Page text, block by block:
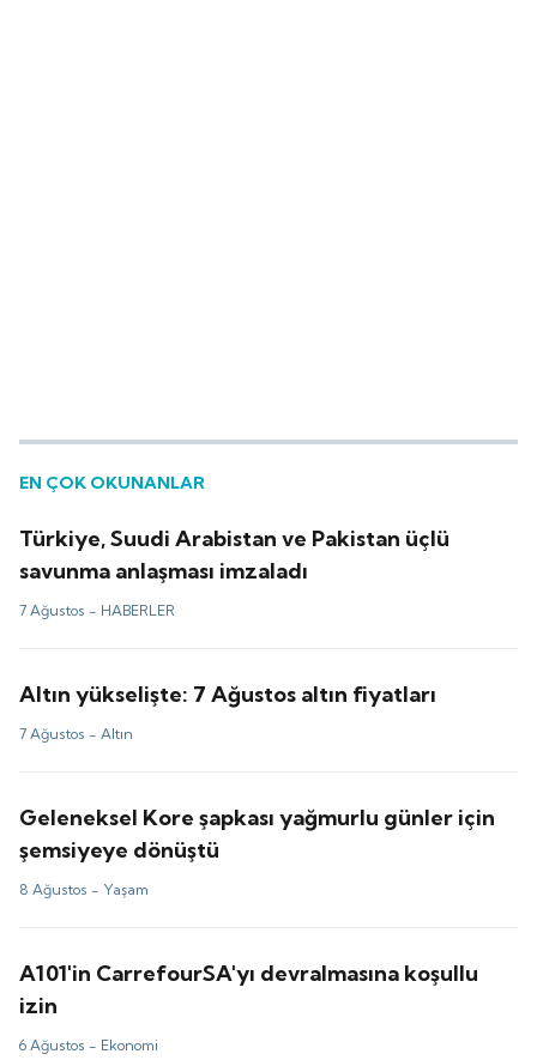
EN ÇOK OKUNANLAR
Türkiye, Suudi Arabistan ve Pakistan üçlü
savunma anlaşması imzaladı
7 Ağustos - HABERLER
Altın yükselişte: 7 Ağustos altın fiyatları
7 Ağustos -Altın
Geleneksel Kore şapkası yağmurlu günler için
şemsiyeye dönüştü
8 Ağustos - Yaşam
A101'in CarrefourSA'yı devralmasına koşullu
izin
6 Ağustos - Ekonomi